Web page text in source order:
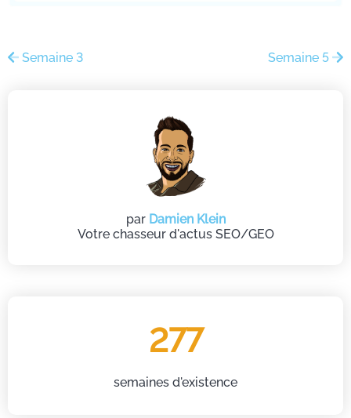
Semaine 3 Semaine 5
par Damien Klein
Votre chasseur d'actus SEO/GEO
277
semaines d'existence